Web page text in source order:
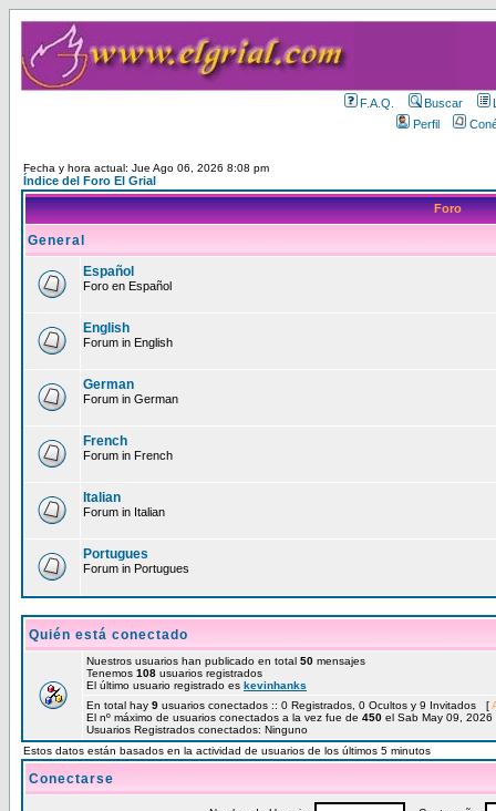
F.A.Q. Buscar
Perfil
Fecha y hora actual: Jue Ago 06, 2026 8:08 pm
Índice del Foro El Grial
Foro
General
Español
Foro en Español
English
Forum in English
German
Forum in German
French
Forum in French
Italian
Forum in Italian
Portugues
Forum in Portugues
Quién está conectado
Nuestros usuarios han publicado en total 50 mensajes
Tenemos 108 usuarios registrados
El último usuario registrado es kevinhanks
En total hay 9 usuarios conectados :: 0 Registrados, 0 Ocultos y 9 Invitados [
El nº máximo de usuarios conectados a la vez fue de 450 el Sab May 09, 2026
Usuarios Registrados conectados: Ninguno
Estos datos están basados en la actividad de usuarios de los últimos 5 minutos
Conectarse